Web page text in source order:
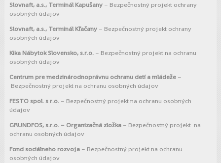
Slovnaft, a.s., Terminál Kapušany– Bezpečnostný projekt ochrany
osobných údajov
Slovnaft, a.s., Terminál Kľačany – Bezpečnostný projekt ochrany
osobných údajov
Kika Nábytok Slovensko, s.r.o.– Bezpečnostný projekt na ochranu
osobných údajov
Centrum pre medzinárodnoprávnu ochranu detí a mládeže –
Bezpečnostný projekt na ochranu osobných údajov
FESTO spol. s r.o.– Bezpečnostný projekt na ochranu osobných
údajov
GRUNDFOS, s.r.o. – Organizačná zložka– Bezpečnostný projekt na
ochranu osobných údajov
Fond sociálneho rozvoja – Bezpečnostný projekt na ochranu
osobných údajov